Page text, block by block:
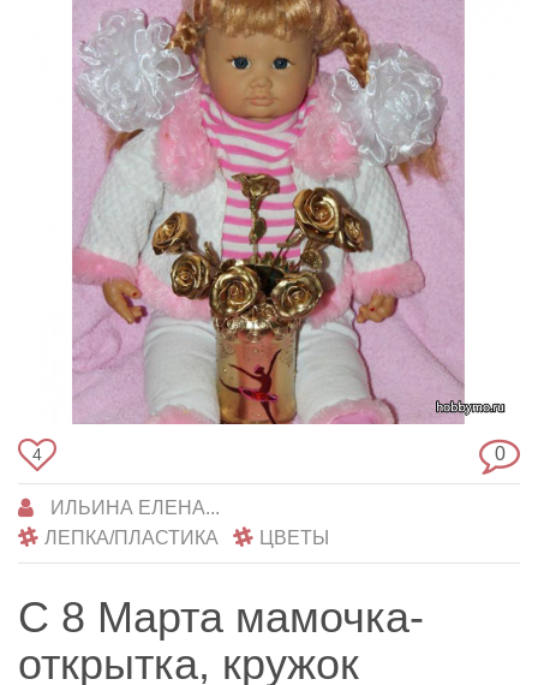
4 0
ИЛЬИНА ЕЛЕНА...
ЛЕПКА/ПЛАСТИКА
ЦВЕТЫ
С 8 Марта мамочка-
открытка, кружок